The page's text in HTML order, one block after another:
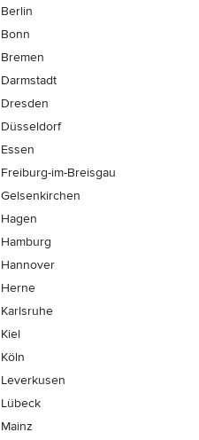
Berlin
Bonn
Bremen
Darmstadt
Dresden
Düsseldorf
Essen
Freiburg-im-Breisgau
Gelsenkirchen
Hagen
Hamburg
Hannover
Herne
Karlsruhe
Kiel
Köln
Leverkusen
Lübeck
Mainz